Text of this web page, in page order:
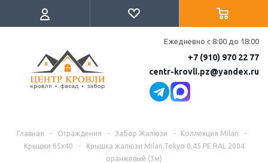
Ежедневно с 8:00 до 18:00
+7 (910) 970 22 77
centr-krovli.pz@yandex.ru
Главная - Ограждения - Забор Жалюзи - Коллекция Milan
-
Крышки 65х40
-
Крышка жалюзи Milan,Tokyo 0,45 PE RAL 2004
оранжевый (3м)